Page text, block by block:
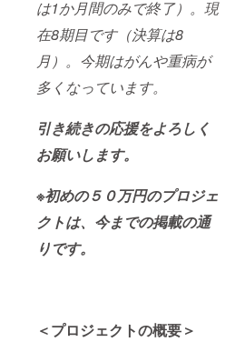
は1か月間のみで終了）。現
在8期目です（決算は8
月）。今期はがんや重病が
多くなっています。
引き続きの応援をよろしく
お願いします。
※初めの５０万円のプロジェ
クトは、今までの掲載の通
りです。
＜プロジェクトの概要＞